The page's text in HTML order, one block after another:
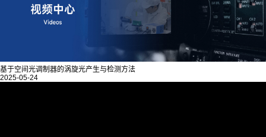
基于空间光调制器的涡旋光产生与检测方法
2025-05-24